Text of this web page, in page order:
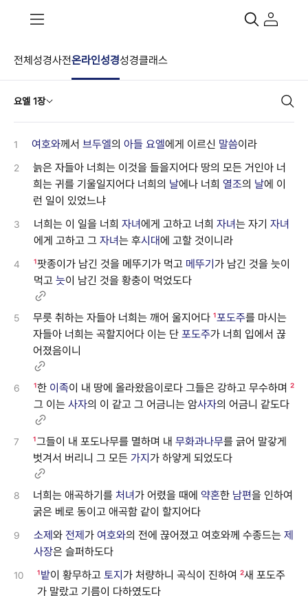
전체성경사전온라인성경성경클래스
요엘 1장
1 여호와께서 브두엘의 아들 요엘에게 이르신 말씀이라
2
늙은 자들아 너희는 이것을 들을지어다 땅의 모든 거인아 너
희는 귀를 기울일지어다 너희의 날에나 너희 열조의 날에 이
런 일이 있었느냐
3 너희는 이 일을 너희 자녀에게 고하고 너희 자녀는 자기 자녀
에게 고하고 그 자녀는 후시대에 고할 것이니라
4 ¹팟종이가 남긴 것을 메뚜기가 먹고 메뚜기가 남긴 것을 늣이
먹고 늣이 남긴 것을 황충이 먹었도다
5 무릇 취하는 자들아 너희는 깨어 울지어다 ¹포도주를 마시는
자들아 너희는 곡할지어다 이는 단 포도주가 너희 입에서 끊
어졌음이니
6 ¹한 이족이 내 땅에 올라왔음이로다 그들은 강하고 무수하며 ²
그 이는 사자의 이 같고 그 어금니는 암사자의 어금니 같도다
7 ¹그들이 내 포도나무를 멸하며 내 무화과나무를 긁어 말갛게
벗겨서 버리니 그 모든 가지가 하얗게 되었도다
8 너희는 애곡하기를 처녀가 어렸을 때에 약혼한 남편을 인하여
굵은 베로 동이고 애곡함 같이 할지어다
9 소제와 전제가 여호와의 전에 끊어졌고 여호와께 수종드는 제
사장은 슬퍼하도다
10 ¹밭이 황무하고 토지가 처량하니 곡식이 진하여 ²새 포도주
가 말랐고 기름이 다하였도다